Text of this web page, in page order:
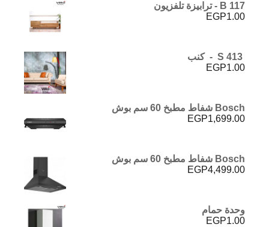
B 117 - ترابيزة تلفزيون
EGP1.00
EGP1.00
Bosch شفاط مطبخ 60 سم بوش
EGP1,699.00
Bosch شفاط مطبخ 60 سم بوش
EGP4,499.00
وحدة حمام
EGP1.00